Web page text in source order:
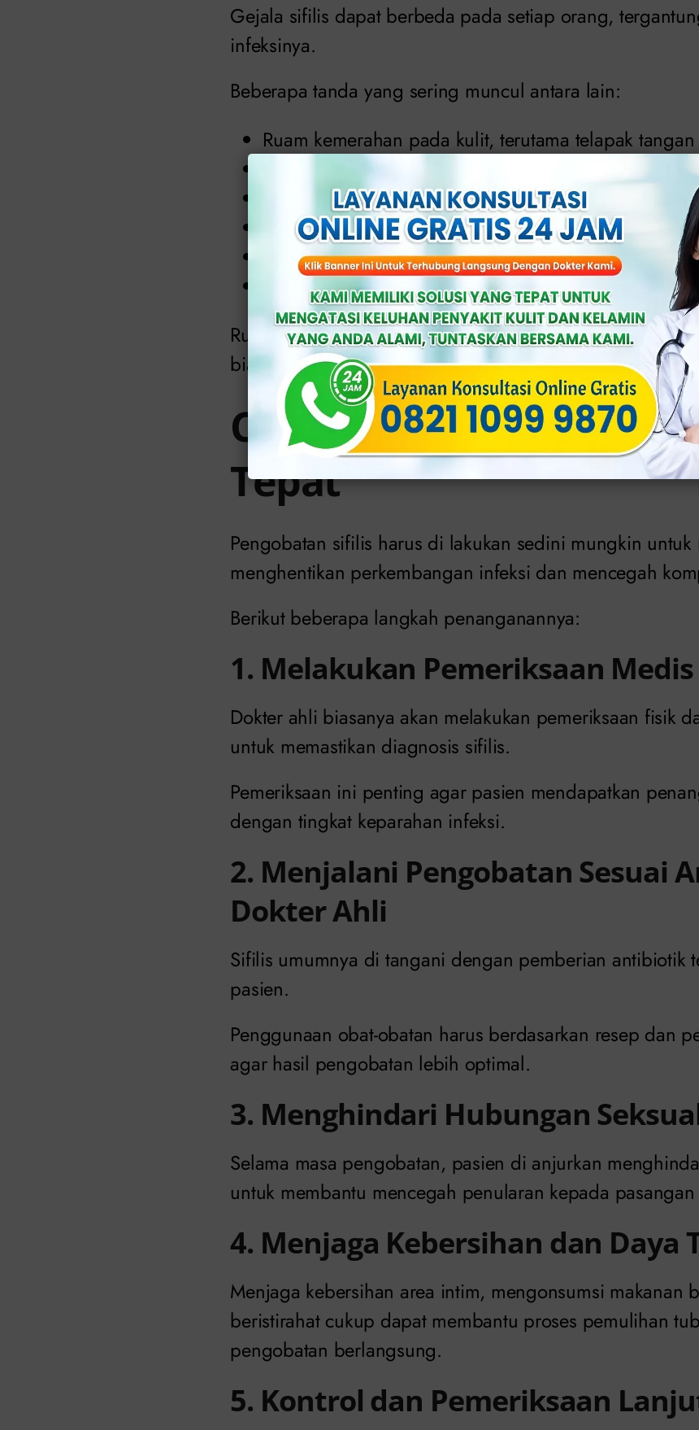
Gejala sifilis dapat berbeda pada setiap orang,
infeksinya.
Beberapa tanda yang sering muncul antara lain:
Ruam kemerahan pada kulit, terutama telapak
Luka tidak nyeri di area kelamin, mulut, atau anus.
Nyeri pada tubuh dan sendi.
Pembengkakan kelenjar getah bening.
Demam dan tubuh terasa lemas.
Rambut rontok pada beberapa kasus.
Ruam akibat sifilis sering kali di salahartikan sebagai
biasa, sehingga banyak penderita terlambat
Cara Mengobati Sifilis
Tepat
Pengobatan sifilis harus di lakukan sedini mungkin untuk
menghentikan perkembangan infeksi dan mencegah
Berikut beberapa langkah penanganannya:
1. Melakukan Pemeriksaan Medis
Dokter ahli biasanya akan melakukan pemeriksaan fisik
untuk memastikan diagnosis sifilis.
Pemeriksaan ini penting agar pasien mendapatkan
dengan tingkat keparahan infeksi.
2. Menjalani Pengobatan Sesuai
Dokter Ahli
Sifilis umumnya di tangani dengan pemberian antibiotik
pasien.
Penggunaan obat-obatan harus berdasarkan resep dan
agar hasil pengobatan lebih optimal.
3. Menghindari Hubungan
Selama masa pengobatan, pasien di anjurkan
untuk membantu mencegah penularan kepada pasangan
4. Menjaga Kebersihan dan Daya
Menjaga kebersihan area intim, mengonsumsi makanan
beristirahat cukup dapat membantu proses pemulihan
pengobatan berlangsung.
5. Kontrol dan Pemeriksaan